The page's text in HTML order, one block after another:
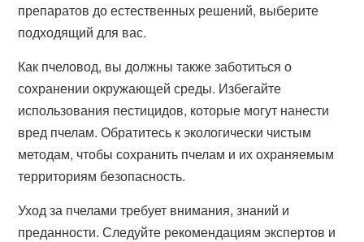
препаратов до естественных решений, выберите
подходящий для вас.
Как пчеловод, вы должны также заботиться о
сохранении окружающей среды. Избегайте
использования пестицидов, которые могут нанести
вред пчелам. Обратитесь к экологически чистым
методам, чтобы сохранить пчелам и их охраняемым
территориям безопасность.
Уход за пчелами требует внимания, знаний и
преданности. Следуйте рекомендациям экспертов и